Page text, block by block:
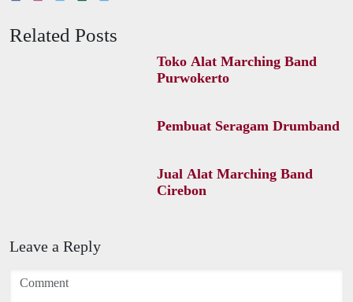
Related Posts
Toko Alat Marching Band
Purwokerto
Pembuat Seragam Drumband
Jual Alat Marching Band
Cirebon
Leave a Reply